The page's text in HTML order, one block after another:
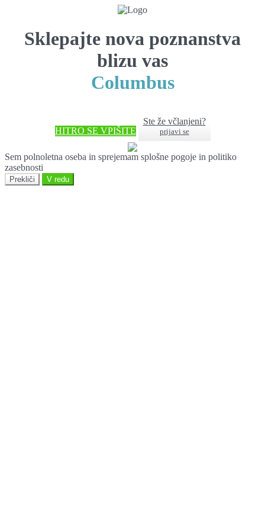
Sklepajte nova poznanstva
blizu vas
Columbus
HITRO SE VPIŠITE
Ste že včlanjeni?
prijavi se
Sem polnoletna oseba in sprejemam splošne pogoje in politiko
zasebnosti
Prekliči V redu